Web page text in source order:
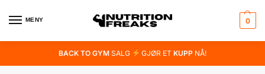
MENY 0
BACK TO GYMSALG GJØR ET KUPP NÅ!